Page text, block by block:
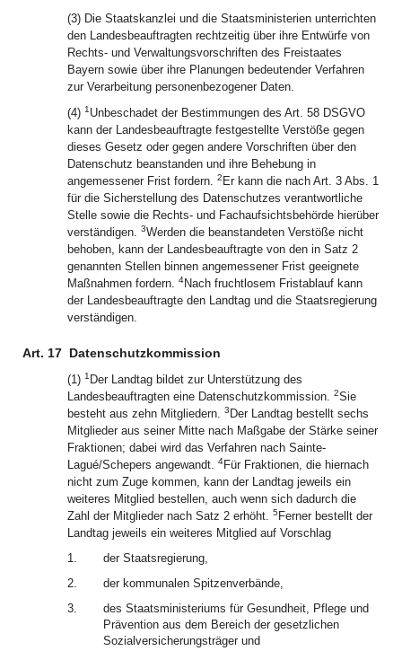
(3) Die Staatskanzlei und die Staatsministerien unterrichten
den Landesbeauftragten rechtzeitig über ihre Entwürfe von
Rechts- und Verwaltungsvorschriften des Freistaates
Bayern sowie über ihre Planungen bedeutender Verfahren
zur Verarbeitung personenbezogener Daten.
(4) 1Unbeschadet der Bestimmungen des Art. 58 DSGVO
kann der Landesbeauftragte festgestellte Verstöße gegen
dieses Gesetz oder gegen andere Vorschriften über den
Datenschutz beanstanden und ihre Behebung in
angemessener Frist fordern. 2 Er kann die nach Art. 3 Abs. 1
für die Sicherstellung des Datenschutzes verantwortliche
Stelle sowie die Rechts- und Fachaufsichtsbehörde hierüber
verständigen. 3Werden die beanstandeten Verstöße nicht
behoben, kann der Landesbeauftragte von den in Satz 2
genannten Stellen binnen angemessener Frist geeignete
Maßnahmen fordern. 4Nach fruchtlosem Fristablauf kann
der Landesbeauftragte den Landtag und die Staatsregierung
verständigen.
Art. 17 Datenschutzkommission
(1) 1 Der Landtag bildet zur Unterstützung des
Landesbeauftragten eine Datenschutzkommission. 2Sie
besteht aus zehn Mitgliedern. 3 Der Landtag bestellt sechs
Mitglieder aus seiner Mitte nach Maßgabe der Stärke seiner
Fraktionen; dabei wird das Verfahren nach Sainte-
Lagué/Schepers angewandt. 4Für Fraktionen, die hiernach
nicht zum Zuge kommen, kann der Landtag jeweils ein
weiteres Mitglied bestellen, auch wenn sich dadurch die
Zahl der Mitglieder nach Satz 2 erhöht. 5 Ferner bestellt der
Landtag jeweils ein weiteres Mitglied auf Vorschlag
1.
der Staatsregierung,
2.
der kommunalen Spitzenverbände,
3.
des Staatsministeriums für Gesundheit, Pflege und
Prävention aus dem Bereich der gesetzlichen
Sozialversicherungsträger und